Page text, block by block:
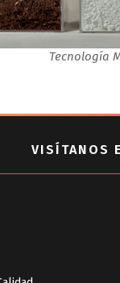
Tecnología
VISÍTANOS